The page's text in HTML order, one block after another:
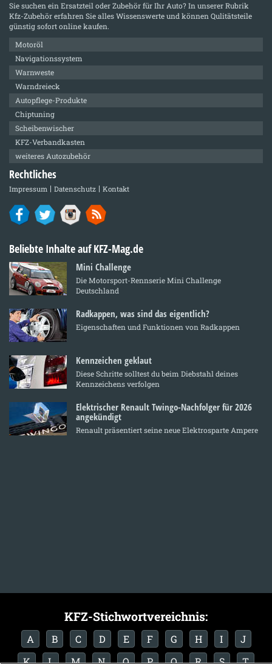
Sie suchen ein Ersatzteil oder Zubehör für Ihr Auto? In unserer Rubrik
Kfz-Zubehörerfahren Sie alles Wissenswerte und können Qulitätsteile
günstig sofort online kaufen.
Motoröl
Navigationssystem
Warnweste
Warndreieck
Autopflege-Produkte
Chiptuning
Scheibenwischer
KFZ-Verbandkasten
weiteres Autozubehör
Rechtliches
Impressum Datenschutz Kontakt
Beliebte Inhalte auf KFZ-Mag.de
Mini Challenge
Die Motorsport-Rennserie Mini Challenge
Deutschland
Radkappen, was sind das eigentlich?
Eigenschaften und Funktionen von Radkappen
Kennzeichen geklaut
Diese Schritte solltest du beim Diebstahl deines
Kennzeichens verfolgen
Elektrischer Renault Twingo-Nachfolger für 2026
angekündigt
Renault präsentiert seine neue Elektrosparte Ampere
KFZ-Stichwortvereichnis:
A B C D E F G H I
J
K
L M N O P Q R S T